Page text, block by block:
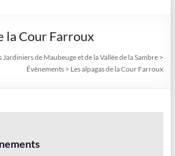
la Cour Farroux
Jardiniers de Maubeuge et de la Vallée de la Sambre >
Évènements > Les alpagas de la Cour Farroux